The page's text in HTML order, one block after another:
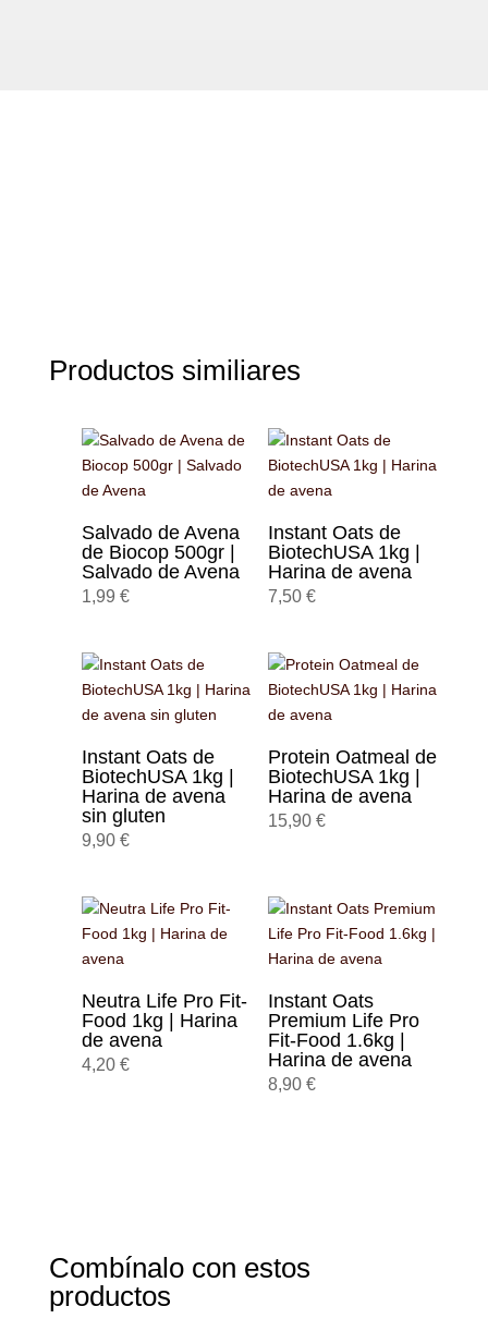
Productos similiares
Salvado de Avena
de Biocop 500gr |
Salvado de Avena
1,99 €
Instant Oats de
BiotechUSA 1kg |
Harina de avena
7,50 €
Instant Oats de
BiotechUSA 1kg |
Harina de avena
sin gluten
9,90 €
Protein Oatmeal de
BiotechUSA 1kg |
Harina de avena
15,90 €
Neutra Life Pro Fit-
Food 1kg | Harina
de avena
4,20 €
Instant Oats
Premium Life Pro
Fit-Food 1.6kg |
Harina de avena
8,90 €
Combínalo con estos
productos